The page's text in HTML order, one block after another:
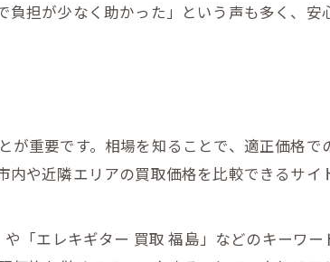
担が少なく助かった」という声も多く、安
重要です。相場を知ることで、適正価格で
や近隣エリアの買取価格を比較できるサイ
「エレキギター 買取 福島」などのキーワ